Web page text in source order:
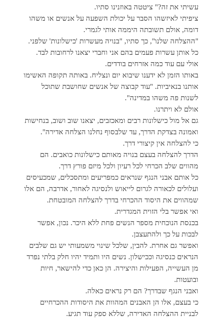
עשיתי את זה?" ציטטה באוזנינו סתיו.
ציפיתי לאיזשהו הסבר על יכולת השפעה על אנשים או משהו
דומה, אולם תשובתה היממה אותי לגמרי.
"ההצלחה שלנו", כך סתיו, "בנויה מעשרות 'כישלונות' שלפני.
כל אותן עשרות פעמים בהם אני וחברי יצאנו לרחובות לבד.
אולי עם עוד כמה אזרחים בודדים.
באותו הזמן לא ידענו שיבוא יום ונצליח. באותה תקופה האשימו
אותנו בנאיביות. "עוד קבוצה של אנשים שחושבת שתוכל
לשנות פה משהו במדינה".
אולם לא ויתרנו.
גם אל מול כישלונות רבים ומאכזבים, יצאנו שוב ושוב, בנחישות
ואמונה בצדקת הדרך, עד שלבסוף נחלנו הצלחה אדירה".
כי להצלחה אין קיצורי דרך.
הדרך להצלחה בעצם בנויה מאותם כישלונות כואבים. הם
מהווים שלב הכרחי לכל רעיון ולכל מיזם פורץ דרך.
כל אותם אבני הנגף שנראים כמפריעים ומתסכלים, שמכעיסים
ועלולים לכאורה לגרום לייאוש ולנסיגה לאחור, אדרבה, הם אלו
שמהווים את היסוד ההכרחי בדרך להצלחה המובטחת.
ואי אפשר בלי הזוית המגדרית.
בכנסת הנוכחית מספר הנשים פחת ללא היכר. נכון, אפשר
לבכות על כך ולהתעצבן.
ואפשר גם אחרת. להבין, שלכל שינוי משמעותי יש גם שלבים
הנראים כנסיגה וככישלון. נשים היו ותמיד יהיו חלק בלתי נפרד
מן העשייה, הפעילות והיצירה. הן כאן כדי להישאר, חיות
ובועטות.
ואבני הנגף שבדרך? הם רק נראים כאלה.
כי בעצם, אלו הן האבנים המהוות את היסודות ההכרחיים
לבניית ההצלחה האדירה, שללא ספק עוד תגיע.